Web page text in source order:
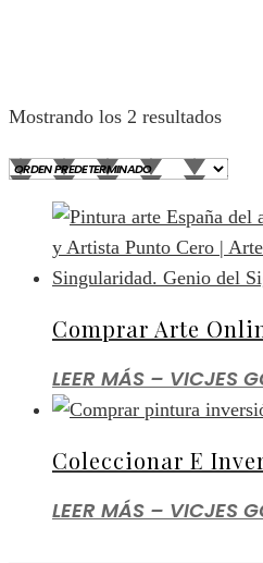
Mostrando los 2 resultados
Comprar Arte
LEER MÁS – VICJES
Coleccionar E
LEER MÁS – VICJES